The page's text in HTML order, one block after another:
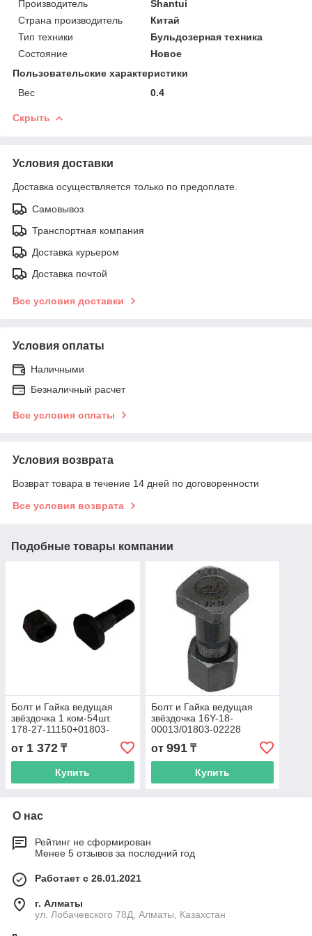
Производитель
Shantui
Страна производитель
Китай
Тип техники
Бульдозерная техника
Состояние
Новое
Пользовательские характеристики
Вес
0.4
Скрыть
Условия доставки
Доставка осуществляется только по предоплате.
Самовывоз
Транспортная компания
Доставка курьером
Доставка почтой
Все условия доставки
Условия оплаты
Наличными
Безналичный расчет
Все условия оплаты
Условия возврата
Возврат товара в течение 14 дней по договоренности
Все условия возврата
Подобные товары компании
Болт и Гайка ведущая
звёздочка 1 ком-54шт.
178-27-11150+01803-
от 1 372 ₸
Купить
Болт и Гайка ведущая
звёздочка 16Y-18-
00013/01803-02228
от 991₸
Купить
О нас
Рейтинг не сформирован
Менее 5 отзывов за последний год
Работает с 26.01.2021
г. Алматы
ул. Лобачевского 78Д, Алматы, Казахстан